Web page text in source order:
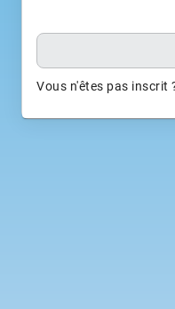
Vous n'êtes pas inscrit